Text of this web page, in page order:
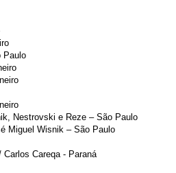
Paulo
Nestrovski e Reze – São Paulo
Miguel Wisnik – São Paulo
Careqa - Paraná